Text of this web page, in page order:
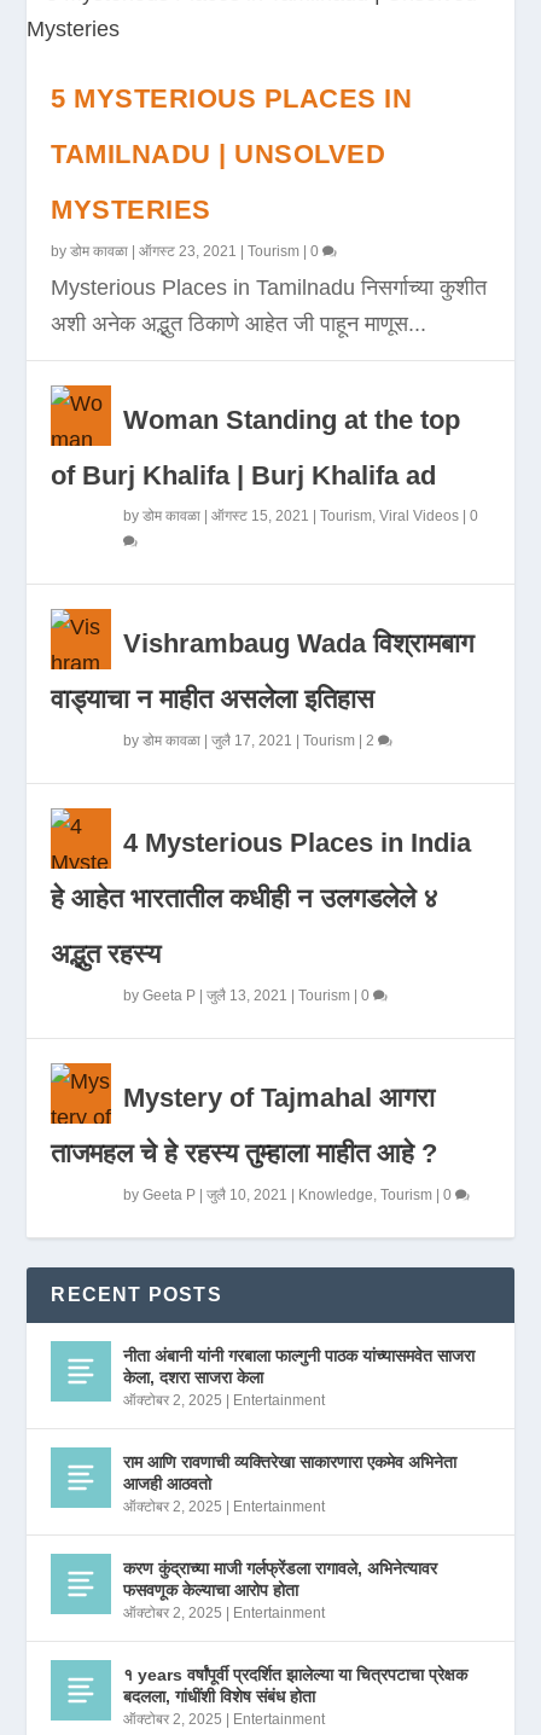
5 MYSTERIOUS PLACES IN
TAMILNADU | UNSOLVED
MYSTERIES
byडोम कावळा |ऑगस्ट 23, 2021 |Tourism |0
Mysterious Places in Tamilnadu निसर्गाच्या कुशीत
अशी अनेक अद्भुत ठिकाणे आहेत जी पाहून माणूस...
Woman Standing at the top
of Burj Khalifa | Burj Khalifa ad
byडोम कावळा |ऑगस्ट 15, 2021 |Tourism ,Viral Videos |0
Vishrambaug Wada विश्रामबाग
वाड्याचा न माहीत असलेला इतिहास
byडोम कावळा |जुलै 17, 2021 |Tourism | 2
4 Mysterious Places in India
हे आहेत भारतातील कधीही न उलगडलेले ४
अद्भुत रहस्य
byGeeta P |जुलै 13, 2021 |Tourism |0
Mystery of Tajmahal आगरा
ताजमहल चे हे रहस्य तुम्हाला माहीत आहे ?
byGeeta P |जुलै 10, 2021 | Knowledge ,Tourism |0
RECENT POSTS
नीता अंबानी यांनी गरबाला फाल्गुनी पाठक यांच्यासमवेत साजरा
केला, दशरा साजरा केला
ऑक्टोबर 2, 2025 | Entertainment
राम आणि रावणाची व्यक्तिरेखा साकारणारा एकमेव अभिनेता
आजही आठवतो
ऑक्टोबर 2, 2025 | Entertainment
करण कुंद्राच्या माजी गर्लफ्रेंडला रागावले, अभिनेत्यावर
फसवणूक केल्याचा आरोप होता
ऑक्टोबर 2, 2025 | Entertainment
१ years वर्षांपूर्वी प्रदर्शित झालेल्या या चित्रपटाचा प्रेक्षक
बदलला, गांधींशी विशेष संबंध होता
ऑक्टोबर 2, 2025 | Entertainment